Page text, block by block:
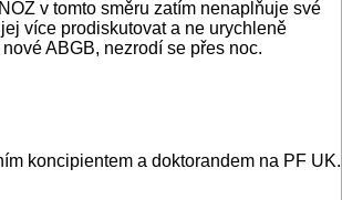
v tomto směru zatím nenaplňuje své
více prodiskutovat a ne urychleně
ABGB, nezrodí se přes noc.
koncipientem a doktorandem na PF UK.